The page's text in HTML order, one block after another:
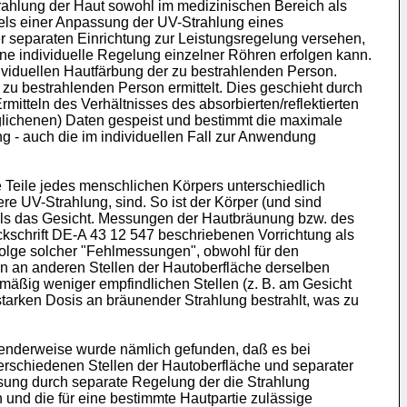
der Haut sowohl im medizinischen Bereich als
einer Anpassung der UV-Strahlung eines
Einrichtung zur Leistungsregelung versehen,
individuelle Regelung einzelner Röhren erfolgen kann.
Hautfärbung der zu bestrahlenden Person.
bestrahlenden Person ermittelt. Dies geschieht durch
des Verhältnisses des absorbierten/reflektierten
Daten gespeist und bestimmt die maximale
- auch die im individuellen Fall zur Anwendung
jedes menschlichen Körpers unterschiedlich
UV-Strahlung, sind. So ist der Körper (und sind
das Gesicht. Messungen der Hautbräunung bzw. des
DE-A 43 12 547 beschriebenen Vorrichtung als
solcher "Fehlmessungen", obwohl für den
an anderen Stellen der Hautoberfläche derselben
weniger empfindlichen Stellen (z. B. am Gesicht
Dosis an bräunender Strahlung bestrahlt, was zu
wurde nämlich gefunden, daß es bei
Stellen der Hautoberfläche und separater
durch separate Regelung der die Strahlung
die für eine bestimmte Hautpartie zulässige